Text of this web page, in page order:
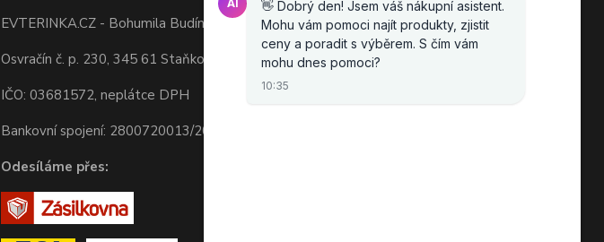
EVTERINKA.CZ - Bohumila Budínová
Osvračín č. p. 230, 345 61 Staňkov
IČO: 03681572, neplátce DPH
Bankovní spojení: 2800720013/2010
Odesíláme přes:
Bohunka Budínová
tel. 733 648 549
(Po-Pá - 9:00-17:00hod, So 8:00-
12:00hod)